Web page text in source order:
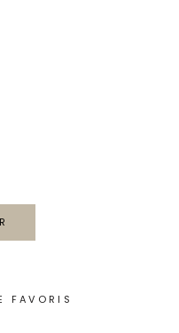
FAVORIS